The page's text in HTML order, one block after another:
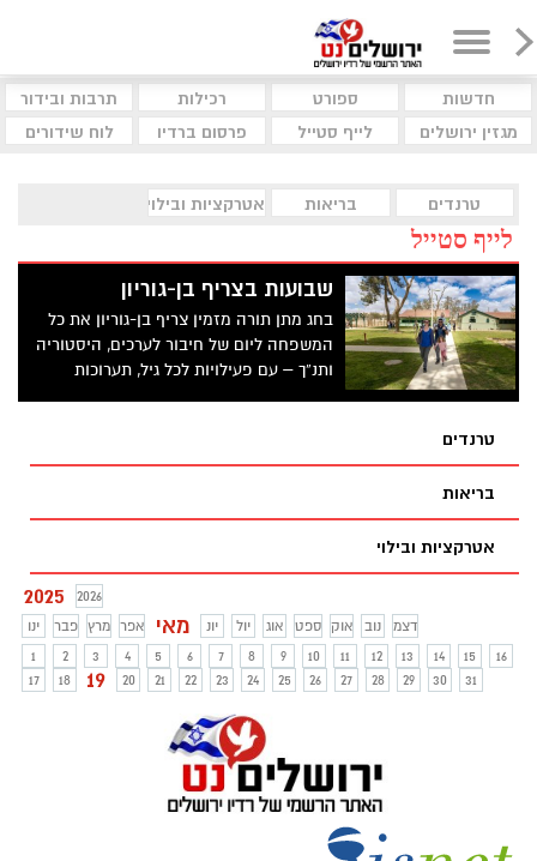
חדשות ספורט רכילות
תרבות ובידור
מגזין ירושלים
לייף סטייל פרסום ברדיו לוח שידורים
טרנדים בריאות אטרקציות ובילוי
לייף סטייל
שבועות בצריף בן-גוריון
בחג מתן תורה מזמין צריף בן-גוריון את כל
המשפחה ליום של חיבור לערכים, היסטוריה
ותנ”ך – עם פעילויות לכל גיל, תערוכות
טרנדים
בריאות
אטרקציות ובילוי
2025
2026
ינו
פבר מרץ אפר מאי יונ יול אוג ספט אוק נוב
דצמ
1
2 3 4 5 6 7 8 9 10 11 12 13 14 15
16
17
18 19 20 21 22 23 24 25 26 27 28 29 30 31